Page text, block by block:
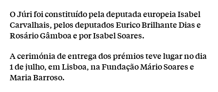
O Júri foi constituído pela deputada europeia Isabel
Carvalhais, pelos deputados Eurico Brilhante Dias e
Rosário Gâmboa e por Isabel Soares.
A cerimónia de entrega dos prémios teve lugar no dia
1 de julho, em Lisboa, na Fundação Mário Soares e
Maria Barroso.